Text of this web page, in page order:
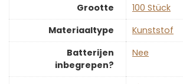
Grootte
‎100 Stück
Materiaaltype
‎Kunststof
Batterijen
inbegrepen?
‎Nee